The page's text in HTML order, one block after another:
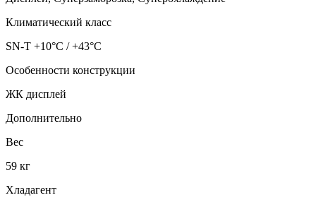
Климатический класс
SN-T +10°C / +43°C
Особенности конструкции
ЖК дисплей
Дополнительно
Вес
59 кг
Хладагент